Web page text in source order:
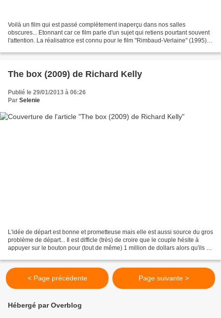
Voilà un film qui est passé complètement inaperçu dans nos salles
obscures... Etonnant car ce film parle d'un sujet qui retiens pourtant souvent
l'attention. La réalisatrice est connu pour le film "Rimbaud-Verlaine" (1995) et
The box (2009) de Richard Kelly
Publié le 29/01/2013 à 06:26
Par Selenie
L'idée de départ est bonne et prometteuse mais elle est aussi source du gros
problème de départ... Il est difficle (très) de croire que le couple hésite à
appuyer sur le bouton pour (tout de même) 1 million de dollars alors qu'ils ne
< Page précédente Page suivante >
Hébergé par Overblog